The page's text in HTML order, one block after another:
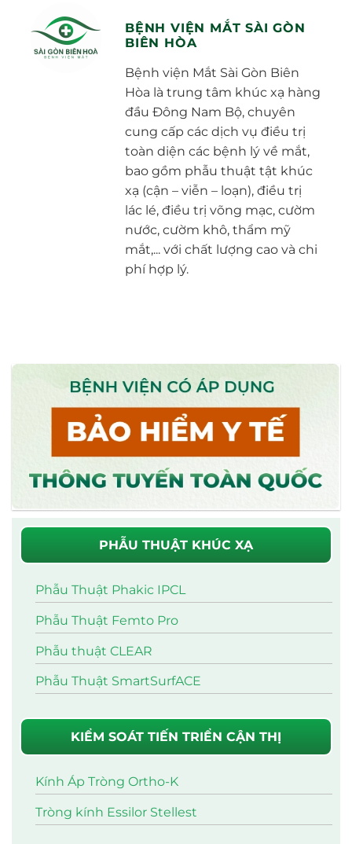
BỆNH VIỆN MẮT SÀI GÒN
BIÊN HÒA
Bệnh viện Mắt Sài Gòn Biên
Hòa là trung tâm khúc xạ hàng
đầu Đông Nam Bộ, chuyên
cung cấp các dịch vụ điều trị
toàn diện các bệnh lý về mắt,
bao gồm phẫu thuật tật khúc
xạ (cận – viễn – loạn), điều trị
lác lé, điều trị võng mạc, cườm
nước, cườm khô, thẩm mỹ
mắt,... với chất lượng cao và chi
phí hợp lý.
PHẪU THUẬT KHÚC XẠ
Phẫu Thuật Phakic IPCL
Phẫu Thuật Femto Pro
Phẫu thuật CLEAR
Phẫu Thuật SmartSurfACE
KIỂM SOÁT TIẾN TRIỂN CẬN THỊ
Kính Áp Tròng Ortho-K
Tròng kính Essilor Stellest